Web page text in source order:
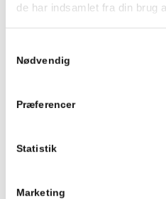
de har indsamlet fra din brug
Nødvendig
Præferencer
Statistik
Marketing
Kommentar*